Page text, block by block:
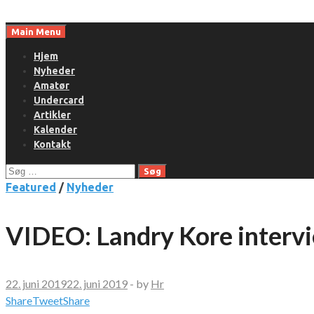
toMain Menu
Hjem
Nyheder
Amatør
Undercard
Artikler
Kalender
Kontakt
Søg
efter:
Featured / Nyheder
VIDEO: Landry Kore
22. juni 201922. juni 2019 - by Hr
ShareTweetShare